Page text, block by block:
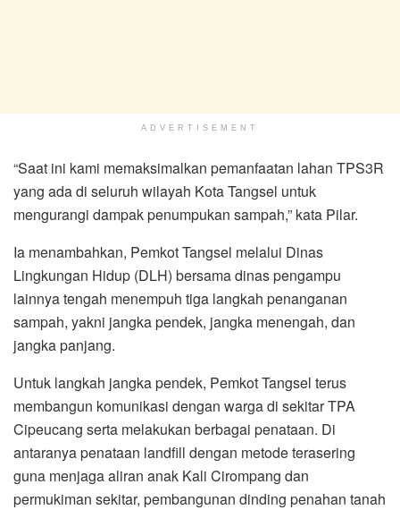
ADVERTISEMENT
“Saat ini kami memaksimalkan pemanfaatan lahan TPS3R
yang ada di seluruh wilayah Kota Tangsel untuk
mengurangi dampak penumpukan sampah,” kata Pilar.
Ia menambahkan, Pemkot Tangsel melalui Dinas
Lingkungan Hidup (DLH) bersama dinas pengampu
lainnya tengah menempuh tiga langkah penanganan
sampah, yakni jangka pendek, jangka menengah, dan
jangka panjang.
Untuk langkah jangka pendek, Pemkot Tangsel terus
membangun komunikasi dengan warga di sekitar TPA
Cipeucang serta melakukan berbagai penataan. Di
antaranya penataan landfill dengan metode terasering
guna menjaga aliran anak Kali Cirompang dan
permukiman sekitar, pembangunan dinding penahan tanah